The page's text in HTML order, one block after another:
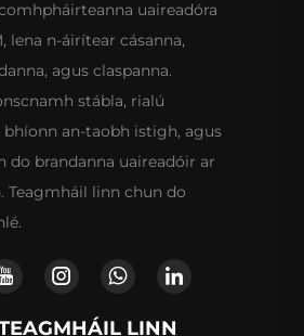
uaireadóra
lena n-áirítear cásanna,
agus claspanna.
stábla, rialú
bhíonn an-taobh istigh, agus
do brandanna uaireadóir ar
Teagmháil linn chun do
LINN